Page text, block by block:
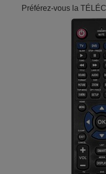
Préférez-vous la